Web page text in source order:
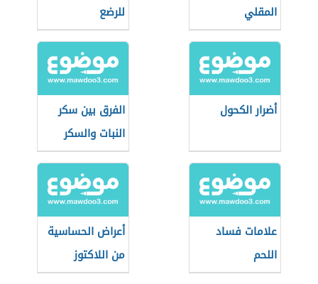
المقلي
للرضع
أضرار الكحول
الفرق بين سكر
النبات والسكر
العادي
علامات فساد
اللحم
أعراض الحساسية
من اللاكتوز